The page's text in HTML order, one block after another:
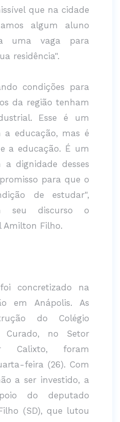
que na cidade
algum aluno
uma vaga para
residência".
condições para
da região tenham
Esse é um
a educação, mas é
a educação. É um
a dignidade desses
para que o
de estudar",
seu discurso o
Amilton Filho.
concretizado na
em Anápolis. As
do Colégio
Curado, no Setor
Calixto, foram
feira (26). Com
a ser investido, a
do deputado
(SD), que lutou